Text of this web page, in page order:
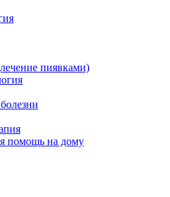
пиявками)
помощь на дому